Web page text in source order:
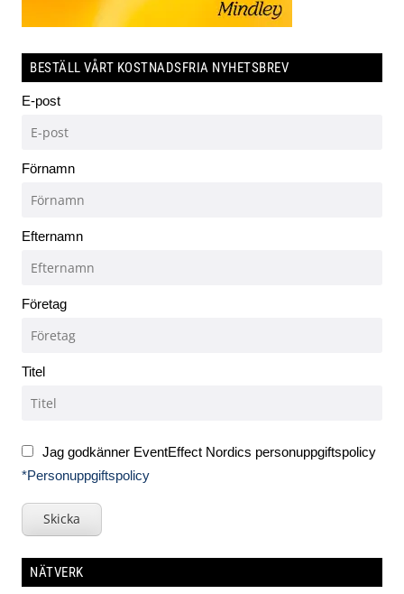
BESTÄLL VÅRT KOSTNADSFRIA NYHETSBREV
E-post
Förnamn
Efternamn
Företag
Titel
Jag godkänner EventEffect Nordics personuppgiftspolicy
*Personuppgiftspolicy
Skicka
NÄTVERK